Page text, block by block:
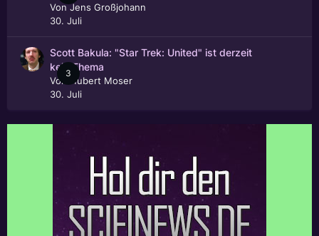
VonJens Großjohann
30. Juli
3
Scott Bakula: "Star Trek: United" ist derzeit
kein Thema
Von
Hubert Moser
30. Juli